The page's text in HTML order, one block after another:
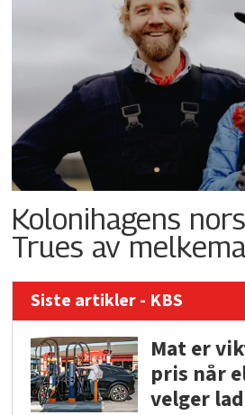
Kolonihagens
Trues av
Siste artikler - KBS
Mat er
pris når
velger